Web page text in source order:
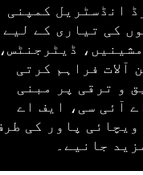
انڈسٹریل کمپنی
کی تیاری کے لیے
ڈیٹرجنٹس،
آلات فراہم کرتی
و ترقی پر مبنی
آئی سی، ایف اے
پاور کی
جانیے۔